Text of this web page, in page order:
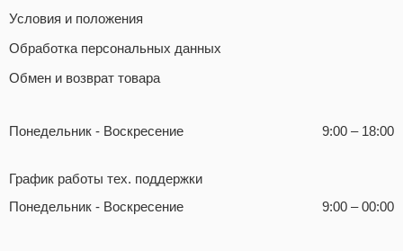
Условия и положения
Обработка персональных данных
Обмен и возврат товара
Понедельник - Воскресение 9:00 – 18:00
График работы тех. поддержки
Понедельник - Воскресение
9:00 – 00:00